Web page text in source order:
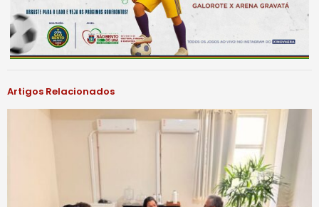
Artigos Relacionados